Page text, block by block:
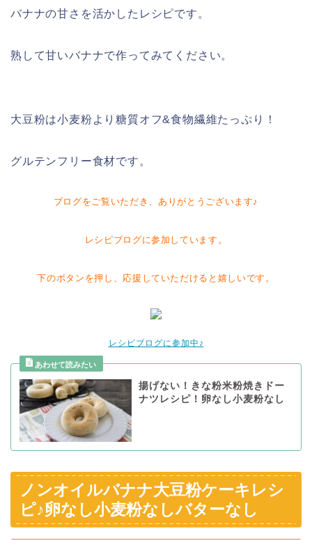
バナナの甘さを活かしたレシピです。
熟して甘いバナナで作ってみてください。
大豆粉は小麦粉より糖質オフ&食物繊維たっぷり！
グルテンフリー食材です。
ブログをご覧いただき、ありがとうございます♪
レシピブログに参加しています。
下のボタンを押し、応援していただけると嬉しいです。
レシピブログに参加中♪
揚げない！きな粉米粉焼きドー
ナツレシピ！卵なし小麦粉なし
ノンオイルバナナ大豆粉ケーキレシ
ピ♪卵なし小麦粉なしバターなし